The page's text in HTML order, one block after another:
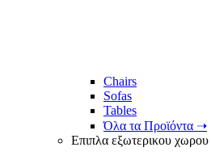
Chairs
Sofas
Tables
Όλα τα Προϊόντα ➝
Επιπλα εξωτερικου χωρου